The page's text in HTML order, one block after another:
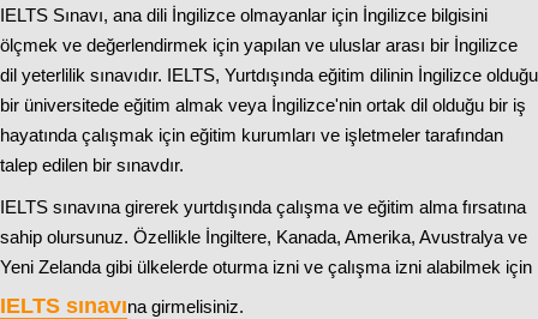
IELTS Sınavı, ana dili İngilizce olmayanlar için İngilizce bilgisini
ölçmek ve değerlendirmek için yapılan ve uluslar arası bir İngilizce
dil yeterlilik sınavıdır. IELTS, Yurtdışında eğitim dilinin İngilizce olduğu
bir üniversitede eğitim almak veya İngilizce'nin ortak dil olduğu bir iş
hayatında çalışmak için eğitim kurumları ve işletmeler tarafından
talep edilen bir sınavdır.
IELTS sınavına girerek yurtdışında çalışma ve eğitim alma fırsatına
sahip olursunuz. Özellikle İngiltere, Kanada, Amerika, Avustralya ve
Yeni Zelanda gibi ülkelerde oturma izni ve çalışma izni alabilmek için
IELTS sınavına girmelisiniz.